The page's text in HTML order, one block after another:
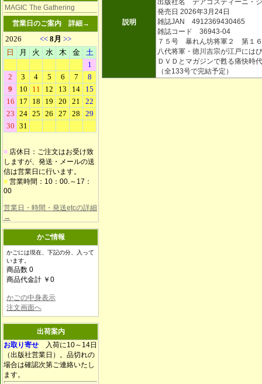
MAGIC The Gathering
営業日のご案内 詳細→
■ 店休日：ご注文はお受け致
しますが、発送・メールの送
信は営業日に行います。
■ 営業時間：10：00.～17：
00
営業日・時間・発送etcの詳細
→
かご情報
かごには現在、下記の分、入って
います。
商品数 0
商品代金計 ￥0
かごの中身表示
注文画面へ
出荷案内
お取り寄せ 入荷に10～14日
（出版社営業日）。品切れの
場合は確認次第ご連絡いたし
ます。
説明
出版社名 デアゴスティーニ・
発売日 2026年3月24日
雑誌JAN 4912369430465
雑誌コード 36943-04
７５号 暴れん坊将軍２ 第１
八代将軍・徳川吉宗が江戸には
ＤＶＤとマガジンで甦る痛快時
（全133号で完結予定）